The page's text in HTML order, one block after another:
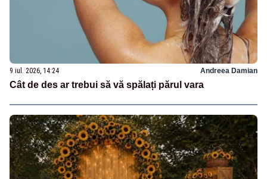
9 iul. 2026, 14:24 Andreea Damian
Cât de des ar trebui să vă spălați părul vara